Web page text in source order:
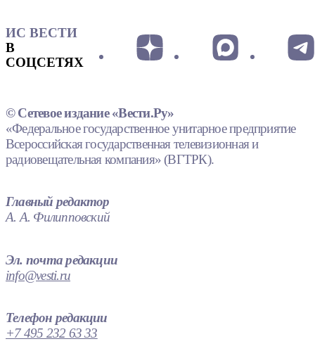
ИС ВЕСТИ
В
СОЦСЕТЯХ
© Сетевое издание «Вести.Ру»
«Федеральное государственное унитарное предприятие
Всероссийская государственная телевизионная и
радиовещательная компания» (ВГТРК).
Главный редактор
А. А. Филипповский
Эл. почта редакции
info@vesti.ru
Телефон редакции
+7 495 232 63 33